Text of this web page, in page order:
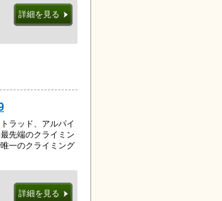
詳細を見る
ラッド、アルパイ
先端のクライミン
一のクライミング
詳細を見る